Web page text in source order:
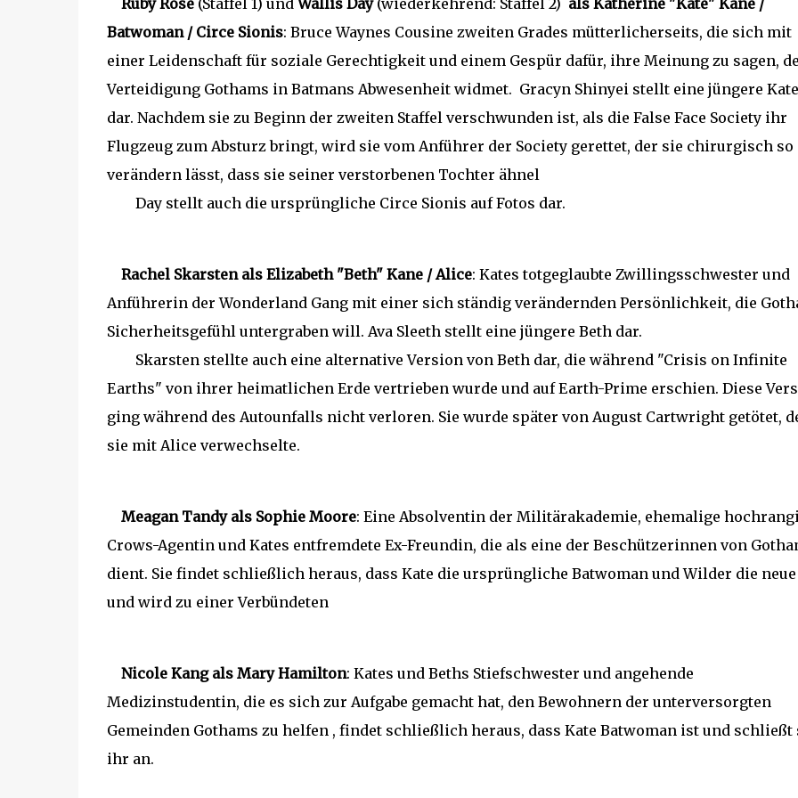
Ruby Rose(Staffel 1) undWallis Day(wiederkehrend: Staffel 2) als Katherine "Kate" Kane /
Batwoman / Circe Sionis: Bruce Waynes Cousine zweiten Grades mütterlicherseits, die sich mit
einer Leidenschaft für soziale Gerechtigkeit und einem Gespür dafür, ihre Meinung zu sagen,
Verteidigung Gothams in Batmans Abwesenheit widmet. Gracyn Shinyei stellt eine jüngere Kate
dar. Nachdem sie zu Beginn der zweiten Staffel verschwunden ist, als die False Face Society ihr
Flugzeug zum Absturz bringt, wird sie vom Anführer der Society gerettet, der sie chirurgisch so
verändern lässt, dass sie seiner verstorbenen Tochter ähnel
Day stellt auch die ursprüngliche Circe Sionis auf Fotos dar.
Rachel Skarsten als Elizabeth "Beth" Kane / Alice: Kates totgeglaubte Zwillingsschwester und
Anführerin der Wonderland Gang mit einer sich ständig verändernden Persönlichkeit, die
Sicherheitsgefühl untergraben will. Ava Sleeth stellt eine jüngere Beth dar.
Skarsten stellte auch eine alternative Version von Beth dar, die während "Crisis on Infinite
Earths" von ihrer heimatlichen Erde vertrieben wurde und auf Earth-Prime erschien. Diese
ging während des Autounfalls nicht verloren. Sie wurde später von August Cartwright getötet,
sie mit Alice verwechselte.
Meagan Tandy als Sophie Moore: Eine Absolventin der Militärakademie, ehemalige
Crows-Agentin und Kates entfremdete Ex-Freundin, die als eine der Beschützerinnen von
dient. Sie findet schließlich heraus, dass Kate die ursprüngliche Batwoman und Wilder die
und wird zu einer Verbündeten
Nicole Kang als Mary Hamilton: Kates und Beths Stiefschwester und angehende
Medizinstudentin, die es sich zur Aufgabe gemacht hat, den Bewohnern der unterversorgten
Gemeinden Gothams zu helfen , findet schließlich heraus, dass Kate Batwoman ist und schließt
ihr an.